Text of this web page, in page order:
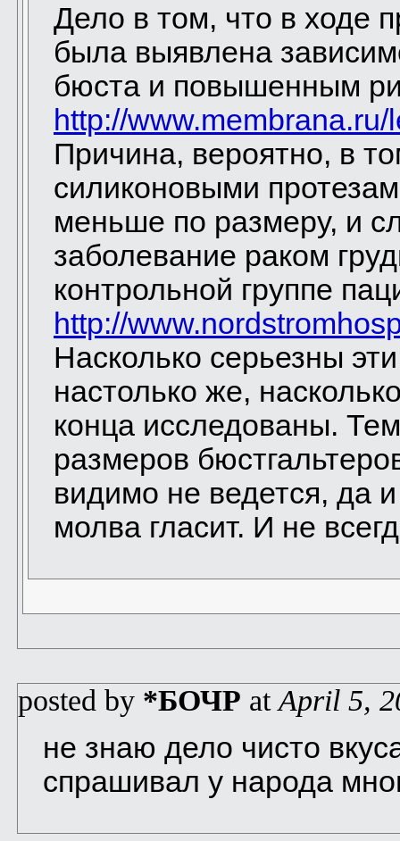
Дело в том, что в ходе
была выявлена
бюста и повышенным
http://
Причина, вероятно, в
силиконовыми
меньше по размеру, и
заболевание раком
контрольной группе
http://
Насколько серьезны
настолько же,
конца исследованы.
размеров
видимо не ведется, да
молва гласит. И не
posted by *БОЧР atApril 5,
не знаю дело чисто
спрашивал у народа